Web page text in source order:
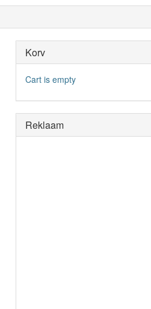
Korv
Cart is empty
Reklaam